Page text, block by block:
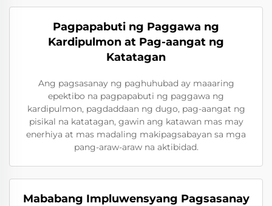
Pagpapabuti ng Paggawa ng
Kardipulmon at Pag-aangat ng
Katatagan
Ang pagsasanay ng paghuhubad ay maaaring
epektibo na pagpapabuti ng paggawa ng
kardipulmon, pagdaddaan ng dugo, pag-aangat ng
pisikal na katatagan, gawin ang katawan mas may
enerhiya at mas madaling makipagsabayan sa mga
pang-araw-araw na aktibidad.
Mababang Impluwensyang Pagsasanay